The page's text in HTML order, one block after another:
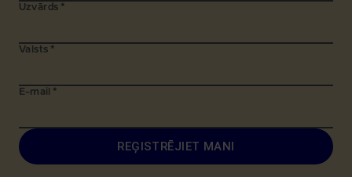
Uzvārds *
Valsts *
E-mail *
REĢISTRĒJIET MANI